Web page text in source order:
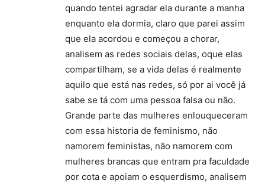
quando tentei agradar ela durante a manha
enquanto ela dormia, claro que parei assim
que ela acordou e começou a chorar,
analisem as redes sociais delas, oque elas
compartilham, se a vida delas é realmente
aquilo que está nas redes, só por ai você já
sabe se tá com uma pessoa falsa ou não.
Grande parte das mulheres enlouqueceram
com essa historia de feminismo, não
namorem feministas, não namorem com
mulheres brancas que entram pra faculdade
por cota e apoiam o esquerdismo, analisem